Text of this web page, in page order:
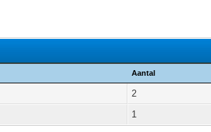
Aantal
2
1